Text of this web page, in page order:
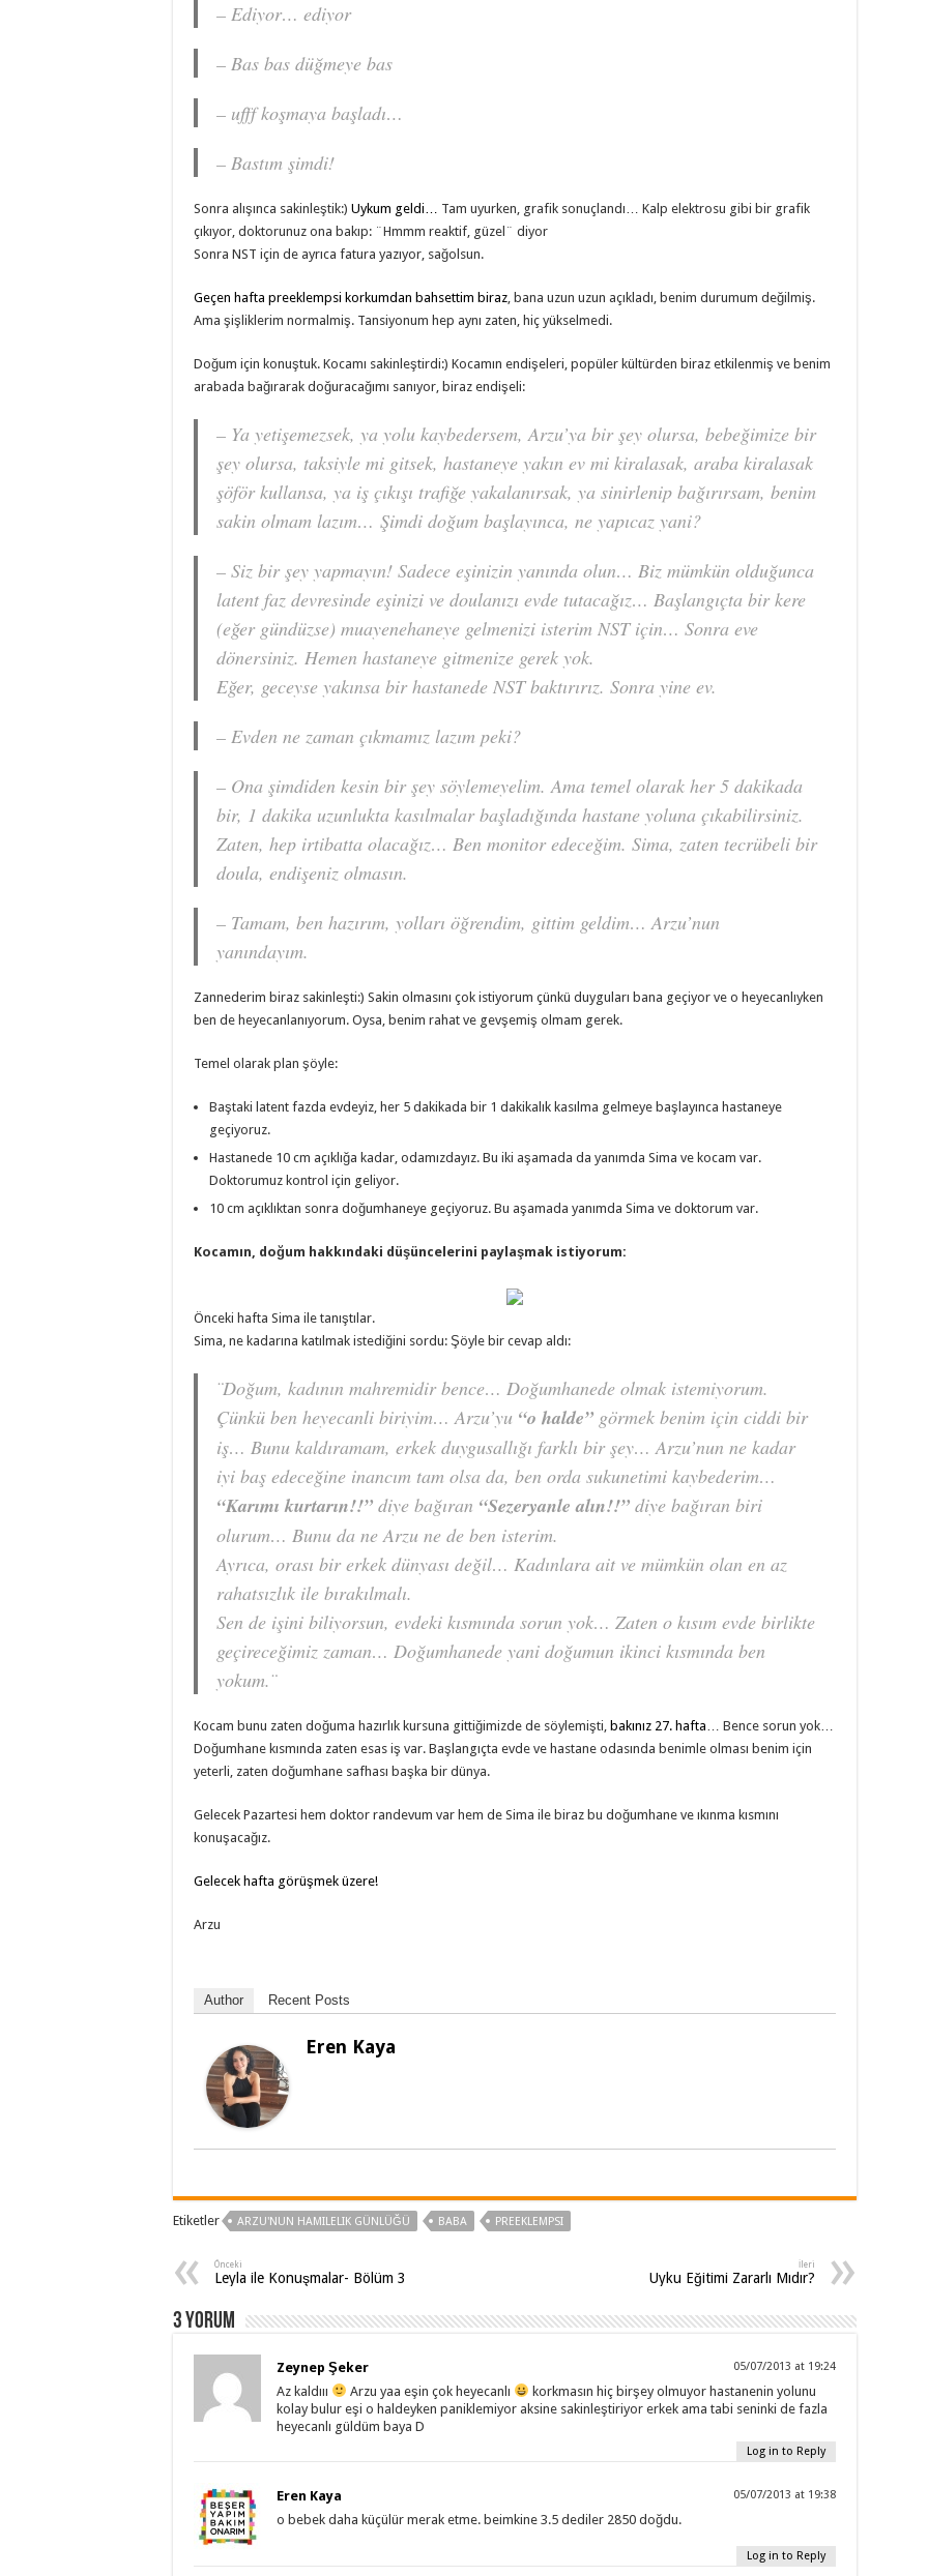
– Ediyor… ediyor
– Bas bas düğmeye bas
– ufff koşmaya başladı…
– Bastım şimdi!
Sonra alışınca sakinleştik:) Uykum geldi… Tam uyurken, grafik sonuçlandı… Kalp elektrosu gibi bir grafik
çıkıyor, doktorunuz ona bakıp: ¨Hmmm reaktif, güzel¨ diyor
Sonra NST için de ayrıca fatura yazıyor, sağolsun.
Geçen hafta preeklempsi korkumdan bahsettim biraz, bana uzun uzun açıkladı, benim durumum değilmiş.
Ama şişliklerim normalmiş. Tansiyonum hep aynı zaten, hiç yükselmedi.
Doğum için konuştuk. Kocamı sakinleştirdi:) Kocamın endişeleri, popüler kültürden biraz etkilenmiş ve benim
arabada bağırarak doğuracağımı sanıyor, biraz endişeli:
– Ya yetişemezsek, ya yolu kaybedersem, Arzu’ya bir şey olursa, bebeğimize bir
şey olursa, taksiyle mi gitsek, hastaneye yakın ev mi kiralasak, araba kiralasak
şöför kullansa, ya iş çıkışı trafiğe yakalanırsak, ya sinirlenip bağırırsam, benim
sakin olmam lazım… Şimdi doğum başlayınca, ne yapıcaz yani?
– Siz bir şey yapmayın! Sadece eşinizin yanında olun… Biz mümkün olduğunca
latent faz devresinde eşinizi ve doulanızı evde tutacağız… Başlangıçta bir kere
(eğer gündüzse) muayenehaneye gelmenizi isterim NST için… Sonra eve
dönersiniz. Hemen hastaneye gitmenize gerek yok.
Eğer, geceyse yakınsa bir hastanede NST baktırırız. Sonra yine ev.
– Evden ne zaman çıkmamız lazım peki?
– Ona şimdiden kesin bir şey söylemeyelim. Ama temel olarak her 5 dakikada
bir, 1 dakika uzunlukta kasılmalar başladığında hastane yoluna çıkabilirsiniz.
Zaten, hep irtibatta olacağız… Ben monitor edeceğim. Sima, zaten tecrübeli bir
doula, endişeniz olmasın.
– Tamam, ben hazırım, yolları öğrendim, gittim geldim… Arzu’nun
yanındayım.
Zannederim biraz sakinleşti:) Sakin olmasını çok istiyorum çünkü duyguları bana geçiyor ve o heyecanlıyken
ben de heyecanlanıyorum. Oysa, benim rahat ve gevşemiş olmam gerek.
Temel olarak plan şöyle:
Baştaki latent fazda evdeyiz, her 5 dakikada bir 1 dakikalık kasılma gelmeye başlayınca hastaneye
geçiyoruz.
Hastanede 10 cm açıklığa kadar, odamızdayız. Bu iki aşamada da yanımda Sima ve kocam var.
Doktorumuz kontrol için geliyor.
10 cm açıklıktan sonra doğumhaneye geçiyoruz. Bu aşamada yanımda Sima ve doktorum var.
Kocamın, doğum hakkındaki düşüncelerini paylaşmak istiyorum:
Önceki hafta Sima ile tanıştılar.
Sima, ne kadarına katılmak istediğini sordu: Şöyle bir cevap aldı:
¨Doğum, kadının mahremidir bence… Doğumhanede olmak istemiyorum.
Çünkü ben heyecanli biriyim… Arzu’yu “o halde” görmek benim için ciddi bir
iş… Bunu kaldıramam, erkek duygusallığı farklı bir şey… Arzu’nun ne kadar
iyi baş edeceğine inancım tam olsa da, ben orda sukunetimi kaybederim…
“Karımı kurtarın!!” diye bağıran “Sezeryanle alın!!” diye bağıran biri
olurum… Bunu da ne Arzu ne de ben isterim.
Ayrıca, orası bir erkek dünyası değil… Kadınlara ait ve mümkün olan en az
rahatsızlık ile bırakılmalı.
Sen de işini biliyorsun, evdeki kısmında sorun yok… Zaten o kısım evde birlikte
geçireceğimiz zaman… Doğumhanede yani doğumun ikinci kısmında ben
yokum.¨
Kocam bunu zaten doğuma hazırlık kursuna gittiğimizde de söylemişti, bakınız 27. hafta… Bence sorun yok…
Doğumhane kısmında zaten esas iş var. Başlangıçta evde ve hastane odasında benimle olması benim için
yeterli, zaten doğumhane safhası başka bir dünya.
Gelecek Pazartesi hem doktor randevum var hem de Sima ile biraz bu doğumhane ve ıkınma kısmını
konuşacağız.
Gelecek hafta görüşmek üzere!
Arzu
Author Recent Posts
Eren Kaya
Etiketler ARZU'NUN HAMILELIK GÜNLÜĞÜ BABA PREEKLEMPSI
Önceki
Leyla ile Konuşmalar- Bölüm 3
İleri
Uyku Eğitimi Zararlı Mıdır?
3 Yorum
Zeynep Şeker 05/07/2013 at 19:24
Az kaldııı Arzu yaa eşin çok heyecanlı
korkmasın hiç birşey olmuyor hastanenin yolunu
kolay bulur eşi o haldeyken paniklemiyor aksine sakinleştiriyor erkek ama tabi seninki de fazla
heyecanlı güldüm baya D
Log in to Reply
Eren Kaya 05/07/2013 at 19:38
o bebek daha küçülür merak etme. beimkine 3.5 dediler 2850 doğdu.
Log in to Reply